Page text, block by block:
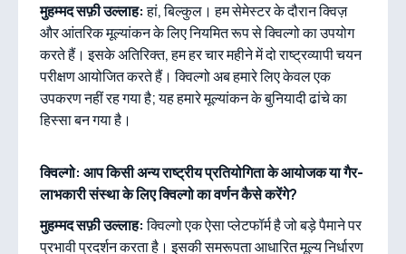
मुहम्मद सफ़ी उल्लाह:हां, बिल्कुल। हम सेमेस्टर के दौरान क्विज़
और आंतरिक मूल्यांकन के लिए नियमित रूप से क्विल्गो का उपयोग
करते हैं। इसके अतिरिक्त, हम हर चार महीने में दो राष्ट्रव्यापी चयन
परीक्षण आयोजित करते हैं। क्विल्गो अब हमारे लिए केवल एक
उपकरण नहीं रह गया है; यह हमारे मूल्यांकन के बुनियादी ढांचे का
हिस्सा बन गया है।
क्विल्गो: आप किसी अन्य राष्ट्रीय प्रतियोगिता के आयोजक या गैर-
लाभकारी संस्था के लिए क्विल्गो का वर्णन कैसे करेंगे?
मुहम्मद सफ़ी उल्लाह:क्विल्गो एक ऐसा प्लेटफॉर्म है जो बड़े पैमाने पर
प्रभावी प्रदर्शन करता है। इसकी समरूपता आधारित मूल्य निर्धारण